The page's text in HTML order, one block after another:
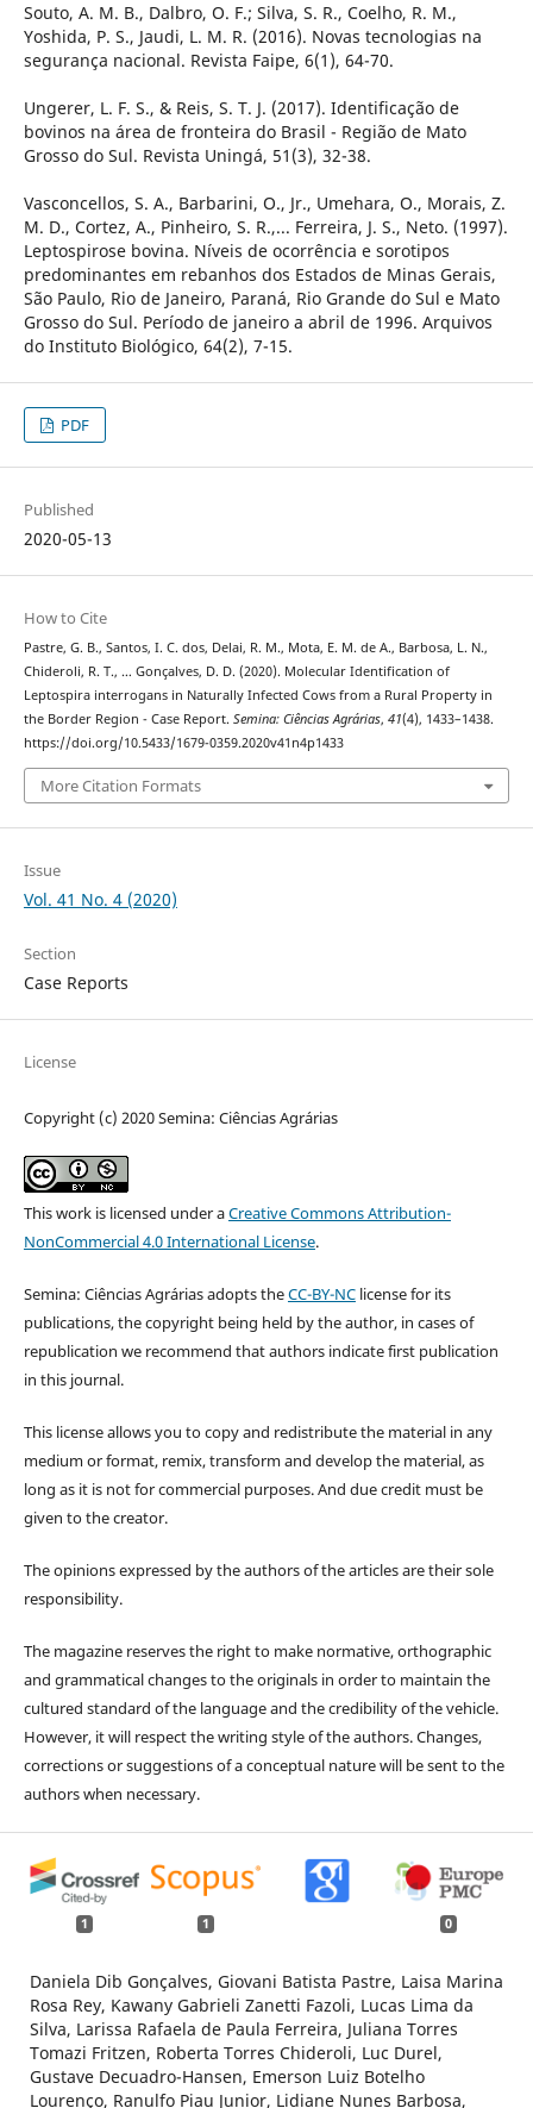
Souto, A. M. B., Dalbro, O. F.; Silva, S. R., Coelho, R. M.,
Yoshida, P. S., Jaudi, L. M. R. (2016). Novas tecnologias na
segurança nacional. Revista Faipe, 6(1), 64-70.
Ungerer, L. F. S., & Reis, S. T. J. (2017). Identificação de
bovinos na área de fronteira do Brasil - Região de Mato
Grosso do Sul. Revista Uningá, 51(3), 32-38.
Vasconcellos, S. A., Barbarini, O., Jr., Umehara, O., Morais, Z.
M. D., Cortez, A., Pinheiro, S. R.,... Ferreira, J. S., Neto. (1997).
Leptospirose bovina. Níveis de ocorrência e sorotipos
predominantes em rebanhos dos Estados de Minas Gerais,
São Paulo, Rio de Janeiro, Paraná, Rio Grande do Sul e Mato
Grosso do Sul. Período de janeiro a abril de 1996. Arquivos
do Instituto Biológico, 64(2), 7-15.
PDF
Published
2020-05-13
How to Cite
Pastre, G. B., Santos, I. C. dos, Delai, R. M., Mota, E. M. de A., Barbosa, L. N.,
Chideroli, R. T., … Gonçalves, D. D. (2020). Molecular Identification of
Leptospira interrogans in Naturally Infected Cows from a Rural Property in
the Border Region - Case Report. Semina: Ciências Agrárias, 41(4), 1433–1438.
https://doi.org/10.5433/1679-0359.2020v41n4p1433
More Citation Formats
Issue
Vol. 41 No. 4 (2020)
Section
Case Reports
License
Copyright (c) 2020 Semina: Ciências Agrárias
This work is licensed under aCreative Commons Attribution-
NonCommercial 4.0 International License.
Semina: Ciências Agrárias adopts theCC-BY-NClicense for its
publications, the copyright being held by the author, in cases of
republication we recommend that authors indicate first publication
in this journal.
This license allows you to copy and redistribute the material in any
medium or format, remix, transform and develop the material, as
long as it is not for commercial purposes. And due credit must be
given to the creator.
The opinions expressed by the authors of the articles are their sole
responsibility.
The magazine reserves the right to make normative, orthographic
and grammatical changes to the originals in order to maintain the
cultured standard of the language and the credibility of the vehicle.
However, it will respect the writing style of the authors. Changes,
corrections or suggestions of a conceptual nature will be sent to the
authors when necessary.
1 1 0
Daniela Dib Gonçalves, Giovani Batista Pastre, Laisa Marina
Rosa Rey, Kawany Gabrieli Zanetti Fazoli, Lucas Lima da
Silva, Larissa Rafaela de Paula Ferreira, Juliana Torres
Tomazi Fritzen, Roberta Torres Chideroli, Luc Durel,
Gustave Decuadro-Hansen, Emerson Luiz Botelho
Lourenço, Ranulfo Piau Junior, Lidiane Nunes Barbosa,